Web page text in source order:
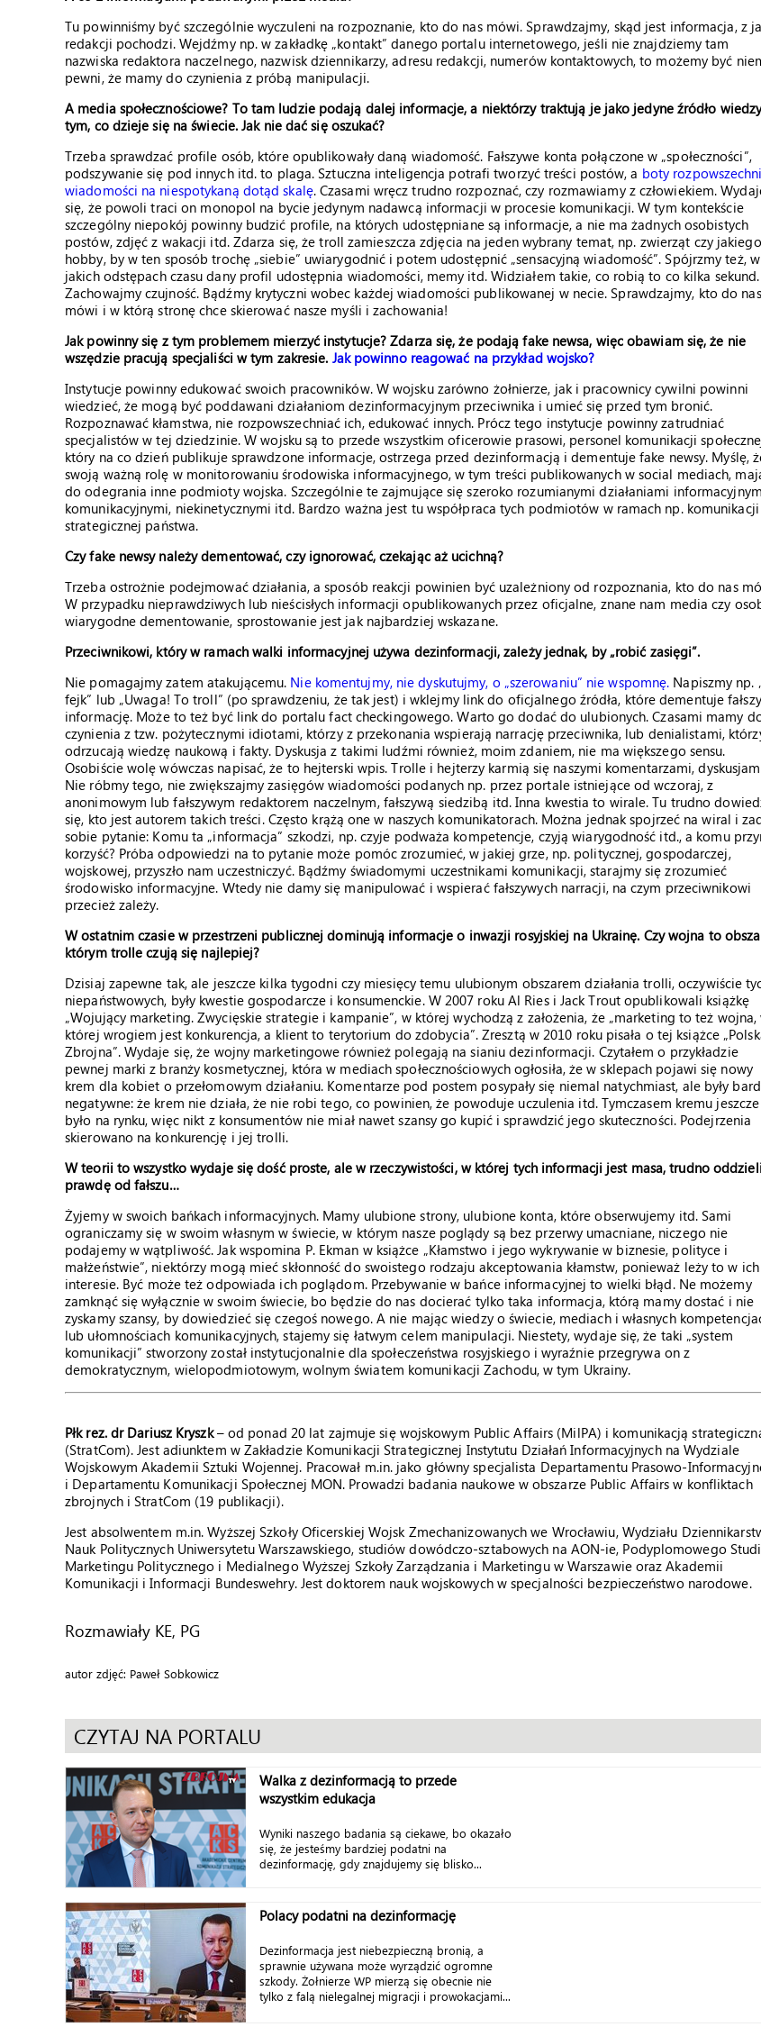
Tu powinniśmy być szczególnie wyczuleni na rozpoznanie, kto do nas mówi. Sprawdzajmy, skąd jest informacja, z
redakcji pochodzi. Wejdźmy np. w zakładkę „kontakt” danego portalu internetowego, jeśli nie znajdziemy tam
nazwiska redaktora naczelnego, nazwisk dziennikarzy, adresu redakcji, numerów kontaktowych, to możemy być
pewni, że mamy do czynienia z próbą manipulacji.
A media społecznościowe? To tam ludzie podają dalej informacje, a niektórzy traktują je jako jedyne źródło
tym, co dzieje się na świecie. Jak nie dać się oszukać?
Trzeba sprawdzać profile osób, które opublikowały daną wiadomość. Fałszywe konta połączone w „społeczności”,
podszywanie się pod innych itd. to plaga. Sztuczna inteligencja potrafi tworzyć treści postów, a boty
wiadomości na niespotykaną dotąd skalę. Czasami wręcz trudno rozpoznać, czy rozmawiamy z człowiekiem.
się, że powoli traci on monopol na bycie jedynym nadawcą informacji w procesie komunikacji. W tym kontekście
szczególny niepokój powinny budzić profile, na których udostępniane są informacje, a nie ma żadnych osobistych
postów, zdjęć z wakacji itd. Zdarza się, że troll zamieszcza zdjęcia na jeden wybrany temat, np. zwierząt czy
hobby, by w ten sposób trochę „siebie” uwiarygodnić i potem udostępnić „sensacyjną wiadomość”. Spójrzmy też, w
jakich odstępach czasu dany profil udostępnia wiadomości, memy itd. Widziałem takie, co robią to co kilka sekund.
Zachowajmy czujność. Bądźmy krytyczni wobec każdej wiadomości publikowanej w necie. Sprawdzajmy, kto do nas
mówi i w którą stronę chce skierować nasze myśli i zachowania!
Jak powinny się z tym problemem mierzyć instytucje? Zdarza się, że podają fake newsa, więc obawiam się, że nie
wszędzie pracują specjaliści w tym zakresie. Jak powinno reagować na przykład wojsko?
Instytucje powinny edukować swoich pracowników. W wojsku zarówno żołnierze, jak i pracownicy cywilni powinni
wiedzieć, że mogą być poddawani działaniom dezinformacyjnym przeciwnika i umieć się przed tym bronić.
Rozpoznawać kłamstwa, nie rozpowszechniać ich, edukować innych. Prócz tego instytucje powinny zatrudniać
specjalistów w tej dziedzinie. W wojsku są to przede wszystkim oficerowie prasowi, personel komunikacji
który na co dzień publikuje sprawdzone informacje, ostrzega przed dezinformacją i dementuje fake newsy. Myślę,
swoją ważną rolę w monitorowaniu środowiska informacyjnego, w tym treści publikowanych w social mediach,
do odegrania inne podmioty wojska. Szczególnie te zajmujące się szeroko rozumianymi działaniami
komunikacyjnymi, niekinetycznymi itd. Bardzo ważna jest tu współpraca tych podmiotów w ramach np. komunikacji
strategicznej państwa.
Czy fake newsy należy dementować, czy ignorować, czekając aż ucichną?
Trzeba ostrożnie podejmować działania, a sposób reakcji powinien być uzależniony od rozpoznania, kto do nas
W przypadku nieprawdziwych lub nieścisłych informacji opublikowanych przez oficjalne, znane nam media czy
wiarygodne dementowanie, sprostowanie jest jak najbardziej wskazane.
Przeciwnikowi, który w ramach walki informacyjnej używa dezinformacji, zależy jednak, by „robić zasięgi”.
Nie pomagajmy zatem atakującemu. Nie komentujmy, nie dyskutujmy, o „szerowaniu” nie wspomnę. Napiszmy np.
fejk” lub „Uwaga! To troll” (po sprawdzeniu, że tak jest) i wklejmy link do oficjalnego źródła, które dementuje
informację. Może to też być link do portalu fact checkingowego. Warto go dodać do ulubionych. Czasami mamy
czynienia z tzw. pożytecznymi idiotami, którzy z przekonania wspierają narrację przeciwnika, lub denialistami,
odrzucają wiedzę naukową i fakty. Dyskusja z takimi ludźmi również, moim zdaniem, nie ma większego sensu.
Osobiście wolę wówczas napisać, że to hejterski wpis. Trolle i hejterzy karmią się naszymi komentarzami,
Nie róbmy tego, nie zwiększajmy zasięgów wiadomości podanych np. przez portale istniejące od wczoraj, z
anonimowym lub fałszywym redaktorem naczelnym, fałszywą siedzibą itd. Inna kwestia to wirale. Tu trudno
się, kto jest autorem takich treści. Często krążą one w naszych komunikatorach. Można jednak spojrzeć na wiral i
sobie pytanie: Komu ta „informacja” szkodzi, np. czyje podważa kompetencje, czyją wiarygodność itd., a komu
korzyść? Próba odpowiedzi na to pytanie może pomóc zrozumieć, w jakiej grze, np. politycznej, gospodarczej,
wojskowej, przyszło nam uczestniczyć. Bądźmy świadomymi uczestnikami komunikacji, starajmy się zrozumieć
środowisko informacyjne. Wtedy nie damy się manipulować i wspierać fałszywych narracji, na czym przeciwnikowi
przecież zależy.
W ostatnim czasie w przestrzeni publicznej dominują informacje o inwazji rosyjskiej na Ukrainę. Czy wojna to
którym trolle czują się najlepiej?
Dzisiaj zapewne tak, ale jeszcze kilka tygodni czy miesięcy temu ulubionym obszarem działania trolli, oczywiście
niepaństwowych, były kwestie gospodarcze i konsumenckie. W 2007 roku Al Ries i Jack Trout opublikowali książkę
„Wojujący marketing. Zwycięskie strategie i kampanie”, w której wychodzą z założenia, że „marketing to też wojna,
której wrogiem jest konkurencja, a klient to terytorium do zdobycia”. Zresztą w 2010 roku pisała o tej książce
Zbrojna”. Wydaje się, że wojny marketingowe również polegają na sianiu dezinformacji. Czytałem o przykładzie
pewnej marki z branży kosmetycznej, która w mediach społecznościowych ogłosiła, że w sklepach pojawi się nowy
krem dla kobiet o przełomowym działaniu. Komentarze pod postem posypały się niemal natychmiast, ale były
negatywne: że krem nie działa, że nie robi tego, co powinien, że powoduje uczulenia itd. Tymczasem kremu
było na rynku, więc nikt z konsumentów nie miał nawet szansy go kupić i sprawdzić jego skuteczności. Podejrzenia
skierowano na konkurencję i jej trolli.
W teorii to wszystko wydaje się dość proste, ale w rzeczywistości, w której tych informacji jest masa, trudno
prawdę od fałszu…
Żyjemy w swoich bańkach informacyjnych. Mamy ulubione strony, ulubione konta, które obserwujemy itd. Sami
ograniczamy się w swoim własnym w świecie, w którym nasze poglądy są bez przerwy umacniane, niczego nie
podajemy w wątpliwość. Jak wspomina P. Ekman w książce „Kłamstwo i jego wykrywanie w biznesie, polityce i
małżeństwie”, niektórzy mogą mieć skłonność do swoistego rodzaju akceptowania kłamstw, ponieważ leży to w ich
interesie. Być może też odpowiada ich poglądom. Przebywanie w bańce informacyjnej to wielki błąd. Ne możemy
zamknąć się wyłącznie w swoim świecie, bo będzie do nas docierać tylko taka informacja, którą mamy dostać i nie
zyskamy szansy, by dowiedzieć się czegoś nowego. A nie mając wiedzy o świecie, mediach i własnych
lub ułomnościach komunikacyjnych, stajemy się łatwym celem manipulacji. Niestety, wydaje się, że taki „system
komunikacji” stworzony został instytucjonalnie dla społeczeństwa rosyjskiego i wyraźnie przegrywa on z
demokratycznym, wielopodmiotowym, wolnym światem komunikacji Zachodu, w tym Ukrainy.
Płk rez. dr Dariusz Kryszk– od ponad 20 lat zajmuje się wojskowym Public Affairs (MilPA) i komunikacją
(StratCom). Jest adiunktem w Zakładzie Komunikacji Strategicznej Instytutu Działań Informacyjnych na Wydziale
Wojskowym Akademii Sztuki Wojennej. Pracował m.in. jako główny specjalista Departamentu Prasowo-
i Departamentu Komunikacji Społecznej MON. Prowadzi badania naukowe w obszarze Public Affairs w konfliktach
zbrojnych i StratCom (19 publikacji).
Jest absolwentem m.in. Wyższej Szkoły Oficerskiej Wojsk Zmechanizowanych we Wrocławiu, Wydziału
Nauk Politycznych Uniwersytetu Warszawskiego, studiów dowódczo-sztabowych na AON-ie, Podyplomowego
Marketingu Politycznego i Medialnego Wyższej Szkoły Zarządzania i Marketingu w Warszawie oraz Akademii
Komunikacji i Informacji Bundeswehry. Jest doktorem nauk wojskowych w specjalności bezpieczeństwo narodowe.
Rozmawiały KE, PG
autor zdjęć: Paweł Sobkowicz
CZYTAJ NA PORTALU
Walka z dezinformacją to przede
wszystkim edukacja
Wyniki naszego badania są ciekawe, bo okazało
się, że jesteśmy bardziej podatni na
dezinformację, gdy znajdujemy się blisko...
Polacy podatni na dezinformację
Dezinformacja jest niebezpieczną bronią, a
sprawnie używana może wyrządzić ogromne
szkody. Żołnierze WP mierzą się obecnie nie
tylko z falą nielegalnej migracji i prowokacjami...